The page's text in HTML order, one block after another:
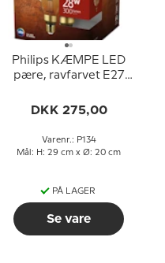
Philips KÆMPE LED
pære, ravfarvet E27
28 watt) Ekstra Varm
timer))
DKK 275,00
Varenr.: P134
Mål: H: 29 cm x Ø: 20 cm
PÅ LAGER
Se vare